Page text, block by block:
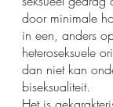
door minimale
in een, anders
heteroseksuele
dan niet kan
biseksualiteit.